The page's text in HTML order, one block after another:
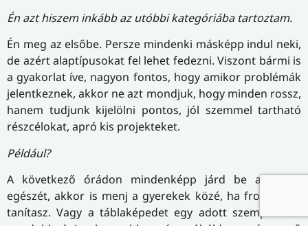
Én azt hiszem inkább az utóbbi kategóriába tartoztam.
Én meg az elsőbe. Persze mindenki másképp indul neki,
de azért alaptípusokat fel lehet fedezni. Viszont bármi is
a gyakorlat íve, nagyon fontos, hogy amikor problémák
jelentkeznek, akkor ne azt mondjuk, hogy minden rossz,
hanem tudjunk kijelölni pontos, jól szemmel tartható
részcélokat, apró kis projekteket.
Például?
A következő órádon mindenképp járd be a terem
egészét, akkor is menj a gyerekek közé, ha frontálisan
tanítasz. Vagy a táblaképedet egy adott szempontból